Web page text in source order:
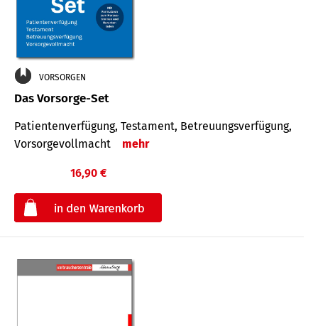
VORSORGEN
Das Vorsorge-Set
Patienten­ver­fügung, Testa­ment, Be­treuungs­verfü­gung,
Vor­sorge­voll­macht
mehr
16,90 €